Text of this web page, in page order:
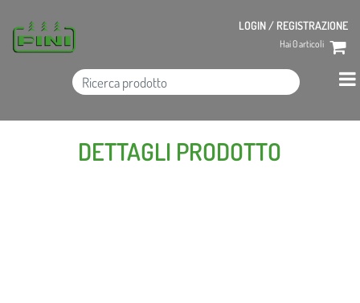
LOGIN / REGISTRAZIONE
Hai0articoli
DETTAGLI PRODOTTO